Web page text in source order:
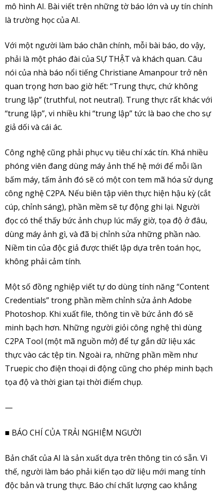
mô hình AI. Bài viết trên những tờ báo lớn và uy tín chính
là trường học của AI.
Với một người làm báo chân chính, mỗi bài báo, do vậy,
phải là một pháo đài của SỰ THẬT và khách quan. Câu
nói của nhà báo nổi tiếng Christiane Amanpour trở nên
quan trọng hơn bao giờ hết: “Trung thực, chứ không
trung lập” (truthful, not neutral). Trung thực rất khác với
“trung lập”, vi nhiều khi “trung lập” tức là bao che cho sự
giả dối và cái ác.
Công nghệ cũng phải phục vụ tiêu chí xác tín. Khá nhiều
phóng viên đang dùng máy ảnh thế hệ mới để mỗi lần
bấm máy, tấm ảnh đó sẽ có một con tem mã hóa sử dụng
công nghệ C2PA. Nếu biên tập viên thực hiện hậu kỳ (cắt
cúp, chỉnh sáng), phần mềm sẽ tự động ghi lại. Người
đọc có thể thấy bức ảnh chụp lúc mấy giờ, tọa độ ở đâu,
dùng máy ảnh gì, và đã bị chỉnh sửa những phần nào.
Niềm tin của độc giả được thiết lập dựa trên toán học,
không phải cảm tính.
Một số đồng nghiệp viết tự do dùng tính năng “Content
Credentials” trong phần mềm chỉnh sửa ảnh Adobe
Photoshop. Khi xuất file, thông tin về bức ảnh đó sẽ
minh bạch hơn. Những người giỏi công nghệ thì dùng
C2PA Tool (một mã nguồn mở) để tự gắn dữ liệu xác
thực vào các tệp tin. Ngoài ra, những phần mềm như
Truepic cho điện thoại di động cũng cho phép minh bạch
tọa độ và thời gian tại thời điểm chụp.
—
■ BÁO CHÍ CỦA TRẢI NGHIỆM NGƯỜI
Bản chất của AI là sản xuất dựa trên thông tin có sẵn. Vì
thế, người làm báo phải kiến tạo dữ liệu mới mang tính
độc bản và trung thực. Báo chí chất lượng cao khẳng